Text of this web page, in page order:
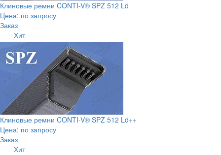
Клиновые ремни CONTI-V® SPZ 512 Ld
Цена: по запросу
Заказ
Хит
Клиновые ремни CONTI-V® SPZ 512 Ld++
Цена: по запросу
Заказ
Хит